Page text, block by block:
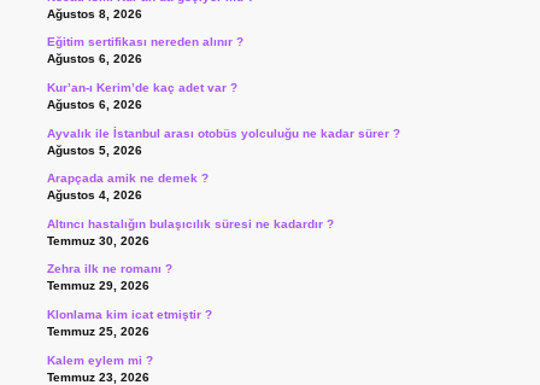
Ağustos 8, 2026
Eğitim sertifikası nereden alınır ?
Ağustos 6, 2026
Kur’an-ı Kerim’de kaç adet var ?
Ağustos 6, 2026
Ayvalık ile İstanbul arası otobüs yolculuğu ne kadar sürer ?
Ağustos 5, 2026
Arapçada amik ne demek ?
Ağustos 4, 2026
Altıncı hastalığın bulaşıcılık süresi ne kadardır ?
Temmuz 30, 2026
Zehra ilk ne romanı ?
Temmuz 29, 2026
Klonlama kim icat etmiştir ?
Temmuz 25, 2026
Kalem eylem mi ?
Temmuz 23, 2026